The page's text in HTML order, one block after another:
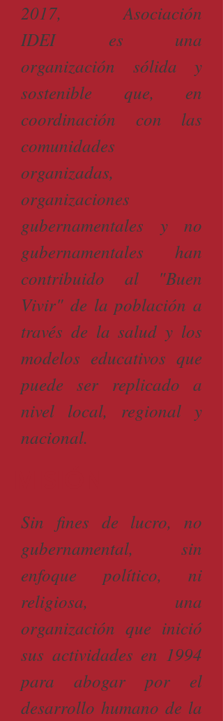
2017, Asociación
IDEI es una
organización sólida y
sostenible que, en
coordinación con las
comunidades
organizadas,
organizaciones
gubernamentales y no
gubernamentales han
contribuido al "Buen
Vivir" de la población a
través de la salud y los
modelos educativos que
puede ser replicado a
nivel local, regional y
nacional.
Sin fines de lucro, no
gubernamental, sin
enfoque político, ni
religiosa, una
organización que inició
sus actividades en 1994
para abogar por el
desarrollo humano de la